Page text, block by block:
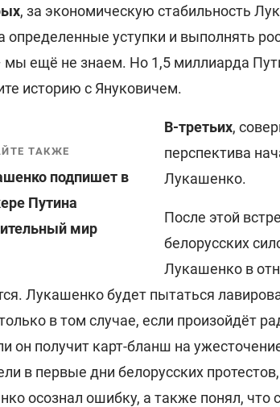
, за экономическую стабильность
определенные уступки и выполнять
мы ещё не знаем. Но 1,5 миллиарда
историю с Януковичем.
ТАКЖЕ
подпишет в
Путина
мир
В-третьих,
перспектива
Лукашенко.
После этой
белорусских
Лукашенко в
Лукашенко будет пытаться
в том случае, если произойдёт
он получит карт-бланш на
в первые дни белорусских
осознал ошибку, а также понял, что